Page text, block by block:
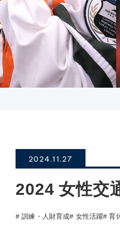
2024.11.27
2024 女性交
# 訓練・人財育成# 女性活躍# 育